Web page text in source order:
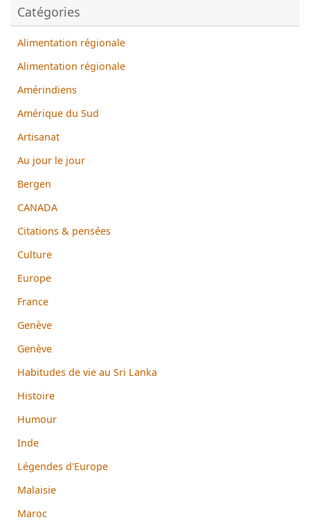
Catégories
Alimentation régionale
Alimentation régionale
Amérindiens
Amérique du Sud
Artisanat
Au jour le jour
Bergen
CANADA
Citations & pensées
Culture
Europe
France
Genève
Genève
Habitudes de vie au Sri Lanka
Histoire
Humour
Inde
Légendes d'Europe
Malaisie
Maroc